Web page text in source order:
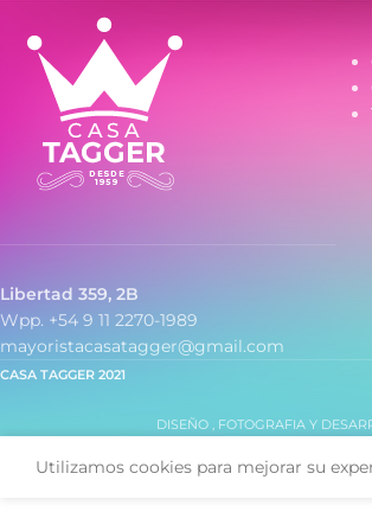
- Malla de metal
Libertad 359, 2B
Wpp. +54 9 11 2270-1989
mayoristacasatagger@gmail.com
CASA TAGGER 2021
DISEÑO , FOTOGRAFIA Y
Utilizamos cookies para mejorar su